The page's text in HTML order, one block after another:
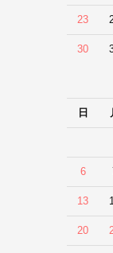
23
30
日
6
13
20